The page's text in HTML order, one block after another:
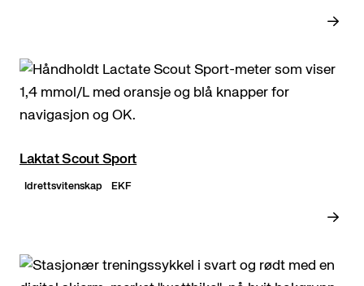
Laktat Scout Sport
Idrettsvitenskap EKF